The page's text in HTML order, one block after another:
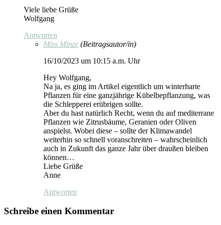
Viele liebe Grüße
Wolfgang
Antworten
Miss Minze (Beitragsautor/in)
16/10/2023 um 10:15 a.m. Uhr
Hey Wolfgang,
Na ja, es ging im Artikel eigentlich um winterharte
Pflanzen für eine ganzjährige Kübelbepflanzung, was
die Schlepperei erübrigen sollte.
Aber du hast natürlich Recht, wenn du auf mediterrane
Pflanzen wie Zitrusbäume, Geranien oder Oliven
anspielst. Wobei diese – sollte der Klimawandel
weiterhin so schnell voranschreiten – wahrscheinlich
auch in Zukunft das ganze Jahr über draußen bleiben
können…
Liebe Grüße
Anne
Antworten
Schreibe einen Kommentar